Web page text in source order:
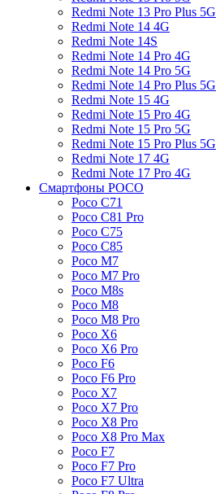
Redmi Note 13 Pro Plus 5G
Redmi Note 14 4G
Redmi Note 14S
Redmi Note 14 Pro 4G
Redmi Note 14 Pro 5G
Redmi Note 14 Pro Plus 5G
Redmi Note 15 4G
Redmi Note 15 Pro 4G
Redmi Note 15 Pro 5G
Redmi Note 15 Pro Plus 5G
Redmi Note 17 4G
Redmi Note 17 Pro 4G
Смартфоны POCO
Poco C71
Poco C81 Pro
Poco C75
Poco C85
Poco M7
Poco M7 Pro
Poco M8s
Poco M8
Poco M8 Pro
Poco X6
Poco X6 Pro
Poco F6
Poco F6 Pro
Poco X7
Poco X7 Pro
Poco X8 Pro
Poco X8 Pro Max
Poco F7
Poco F7 Pro
Poco F7 Ultra